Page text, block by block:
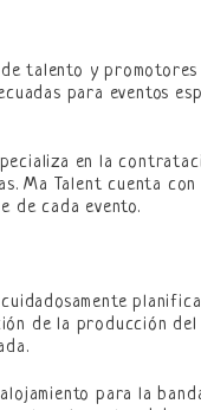
talento y promotores
para eventos
en la
Ma Talent cuenta
de cada evento.
de la producción
para la